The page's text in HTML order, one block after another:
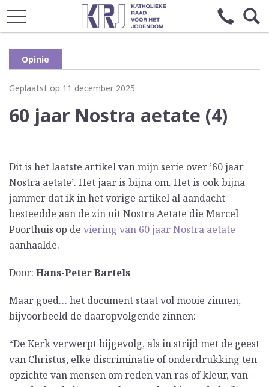
Opinie
Geplaatst op 11 december 2025
60 jaar Nostra aetate (4)
Dit is het laatste artikel van mijn serie over ’60 jaar
Nostra aetate’. Het jaar is bijna om. Het is ook bijna
jammer dat ik in het vorige artikel al aandacht
besteedde aan de zin uit Nostra Aetate die Marcel
Poorthuis op de viering van 60 jaar Nostra aetate
aanhaalde.
Door: Hans-Peter Bartels
Maar goed… het document staat vol mooie zinnen,
bijvoorbeeld de daaropvolgende zinnen:
“De Kerk verwerpt bijgevolg, als in strijd met de geest
van Christus, elke discriminatie of onderdrukking ten
opzichte van mensen om reden van ras of kleur, van